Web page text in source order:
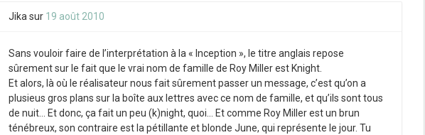
Jikasur 19 août 2010
Sans vouloir faire de l’interprétation à la « Inception », le titre anglais repose
sûrement sur le fait que le vrai nom de famille de Roy Miller est Knight.
Et alors, là où le réalisateur nous fait sûrement passer un message, c’est qu’on a
plusieus gros plans sur la boîte aux lettres avec ce nom de famille, et qu’ils sont tous
de nuit… Et donc, ça fait un peu (k)night, quoi… Et comme Roy Miller est un brun
ténébreux, son contraire est la pétillante et blonde June, qui représente le jour. Tu